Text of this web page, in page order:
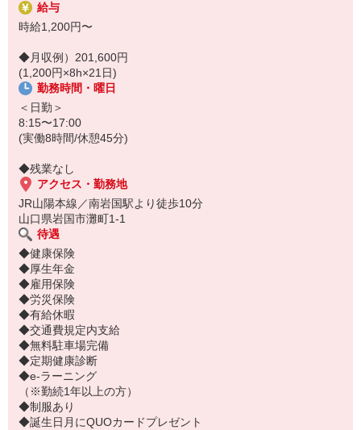
2）ボビンをケースに並べる
3）何段かケースを重ねてシートで梱包
（ハンドリフト使用）
医療など様々な用途で使われる、
中空糸が巻かれたボビンの出荷準備です。
＝＝＝＝＝＝＝＝＝＝＝＝＝＝
丁寧な研修があるので安心！
女性スタッフ中心に活躍中です！
＜職場の男女比＞男２：女８
day/full/dn/frec/aad/low
給与
時給1,200円〜
◆月収例）201,600円
(1,200円×8h×21日)
勤務時間・曜日
＜日勤＞
8:15〜17:00
(実働8時間/休憩45分)
◆残業なし
アクセス・勤務地
JR山陽本線／南岩国駅より徒歩10分
山口県岩国市灘町1-1
待遇
◆健康保険
◆厚生年金
◆雇用保険
◆労災保険
◆有給休暇
◆交通費規定内支給
◆無料駐車場完備
◆定期健康診断
◆e-ラーニング
（※勤続1年以上の方）
◆制服あり
◆誕生日月にQUOカードプレゼント